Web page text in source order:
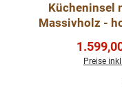
Kücheninsel
Massivholz -
Preise